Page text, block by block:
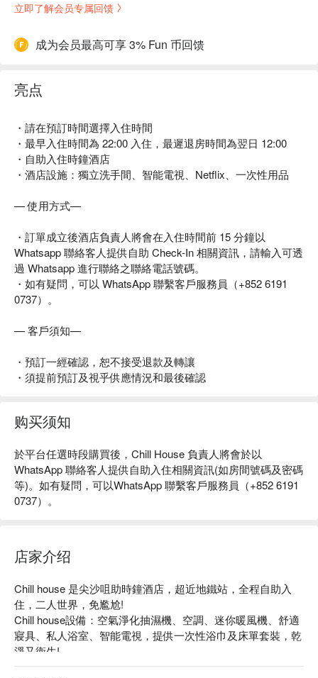
立即了解会员专属回馈
成为会员最高可享 3% Fun 币回馈
亮点
・請在預訂時間選擇入住時間
・最早入住時間為 22:00 入住，最遲退房時間為翌日 12:00
・自助入住時鐘酒店
・酒店設施：獨立洗手間、智能電視、Netflix、一次性用品
— 使用方式—
・訂單成立後酒店負責人將會在入住時間前 15 分鐘以
Whatsapp 聯絡客人提供自助 Check-In 相關資訊，請輸入可透
過 Whatsapp 進行聯絡之聯絡電話號碼。
・如有疑問，可以 WhatsApp 聯繫客戶服務員（+852 6191
0737）。
— 客戶須知—
・預訂一經確認，恕不接受退款及轉讓
・須提前預訂及視乎供應情況和最後確認
购买须知
於平台任選時段購買後， Chill House 負責人將會於以
WhatsApp聯絡客人提供自助入住相關資訊(如房間號碼及密碼
等)。如有疑問，可以WhatsApp聯繫客戶服務員（+852 6191
0737）。
店家介绍
Chill house 是尖沙咀助時鐘酒店，超近地鐵站，全程自助入
住，二人世界，免尷尬!
Chill house設備：空氣淨化抽濕機、空調、迷你暖風機、舒適
寢具、私人浴室、智能電視，提供一次性浴巾及床單套裝，乾
淨又衛生!
Chill house 推薦：任睇 Netflix / YouTube、交通便利、全程自